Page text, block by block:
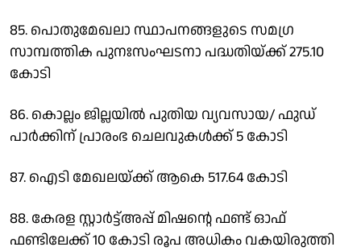
85. പൊതുമേഖലാ സ്ഥാപനങ്ങളുടെ സമഗ്ര
സാമ്പത്തിക പുനഃസംഘടനാ പദ്ധതിയ്ക്ക് 275.10
കോടി
86. കൊല്ലം ജില്ലയില്‍ പുതിയ വ്യവസായ/ ഫുഡ്
പാര്‍ക്കിന് പ്രാരംഭ ചെലവുകള്‍ക്ക് 5 കോടി
87. ഐടി മേഖലയ്ക്ക് ആകെ 517.64 കോടി
88. കേരള സ്റ്റാര്‍ട്ട്അപ്പ് മിഷന്റെ ഫണ്ട് ഓഫ്
ഫണ്ടിലേക്ക് 10 കോടി രൂപ അധികം വകയിരുത്തി